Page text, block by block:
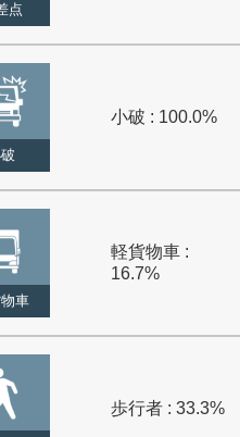
点
小破 : 100.0%
車
軽貨物車 :
16.7%
歩行者 : 33.3%